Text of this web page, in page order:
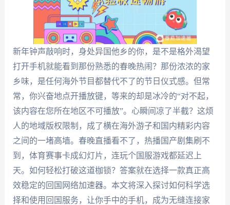
新年钟声敲响时，身处异国他乡的你，是不是格外渴望
打开手机就能看到那份熟悉的春晚热闹？那份浓浓的家
乡味，是任何海外节目都替代不了的节日仪式感。但常
常，你兴奋地点开播放键，等来的却是冰冷的“对不起，
该内容在您所在地区不可播放”。心瞬间凉了半截？这烦
人的地域版权限制，成了横在海外游子和国内精彩内容
之间的一堵高墙。春晚直播看不了，热播国产剧集刷不
到，体育赛事卡成幻灯片，连玩个国服游戏都延迟上
天。如何轻松打破这道枷锁？答案就在选择一款真正高
效稳定的回国网络加速器。本文将深入探讨如何科学选
择和使用回国服务，让你手中的手机，成为无缝连接家